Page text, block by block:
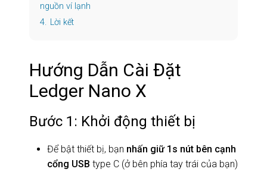
nguồn ví lạnh
4. Lời kết
Hướng Dẫn Cài Đặt
Ledger Nano X
Bước 1: Khởi động thiết bị
Để bật thiết bị, bạn nhấn giữ 1s nút bên cạnh
cổng USB type C (ở bên phía tay trái của bạn)